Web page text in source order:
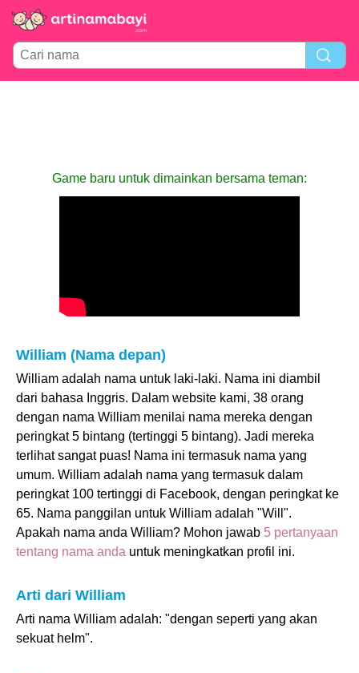
Game baru untuk dimainkan bersama teman:
William (Nama depan)
William adalah nama untuk laki-laki. Nama ini diambil
dari bahasa Inggris. Dalam website kami, 38 orang
dengan nama William menilai nama mereka dengan
peringkat 5 bintang (tertinggi 5 bintang). Jadi mereka
terlihat sangat puas! Nama ini termasuk nama yang
umum. William adalah nama yang termasuk dalam
peringkat 100 tertinggi di Facebook, dengan peringkat ke
65. Nama panggilan untuk William adalah "Will".
Apakah nama anda William? Mohon jawab 5 pertanyaan
tentang nama anda untuk meningkatkan profil ini.
Arti dari William
Arti nama William adalah: "dengan seperti yang akan
sekuat helm".